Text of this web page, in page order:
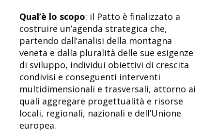
Qual’è lo scopo: il Patto è finalizzato a
costruire un’agenda strategica che,
partendo dall’analisi della montagna
veneta e dalla pluralità delle sue esigenze
di sviluppo, individui obiettivi di crescita
condivisi e conseguenti interventi
multidimensionali e trasversali, attorno ai
quali aggregare progettualità e risorse
locali, regionali, nazionali e dell’Unione
europea.